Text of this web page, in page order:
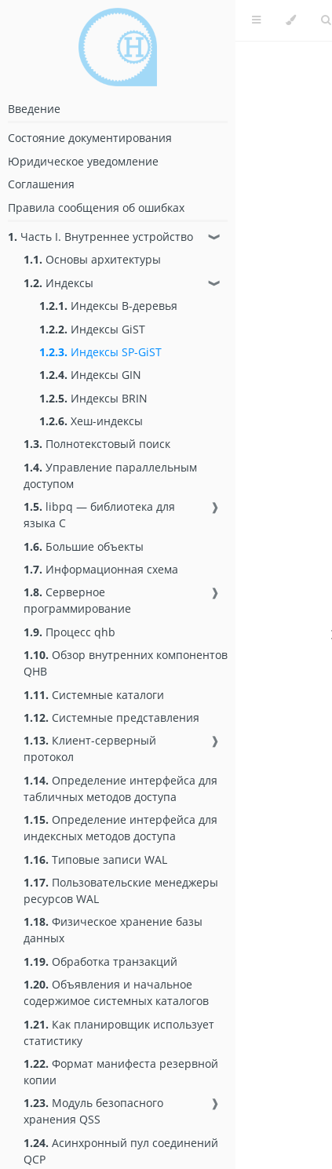
Введение
Состояние документирования
Юридическое уведомление
Соглашения
Правила сообщения об ошибках
1. Часть I. Внутреннее устройство ❱
1.1. Основы архитектуры
1.2. Индексы ❱
1.2.1. Индексы B-деревья
1.2.2. Индексы GiST
1.2.3. Индексы SP-GiST
1.2.4. Индексы GIN
1.2.5. Индексы BRIN
1.2.6. Хеш-индексы
1.3. Полнотекстовый поиск
1.4. Управление параллельным
доступом
1.5. libpq — библиотека для
языка C
❱
1.6. Большие объекты
1.7. Информационная схема
1.8. Серверное
программирование
❱
1.9. Процесс qhb
1.10. Обзор внутренних компонентов
QHB
1.11. Системные каталоги
1.12. Системные представления
1.13. Клиент-серверный
протокол
❱
1.14. Определение интерфейса для
табличных методов доступа
1.15. Определение интерфейса для
индексных методов доступа
1.16. Типовые записи WAL
1.17. Пользовательские менеджеры
ресурсов WAL
1.18. Физическое хранение базы
данных
1.19. Обработка транзакций
1.20. Объявления и начальное
содержимое системных каталогов
1.21. Как планировщик использует
статистику
1.22. Формат манифеста резервной
копии
1.23. Модуль безопасного
хранения QSS
❱
1.24. Асинхронный пул соединений
QCP